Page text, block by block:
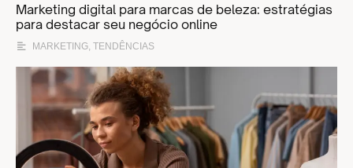
Marketing digital para marcas de beleza: estratégias
para destacar seu negócio online
MARKETING TENDÊNCIAS